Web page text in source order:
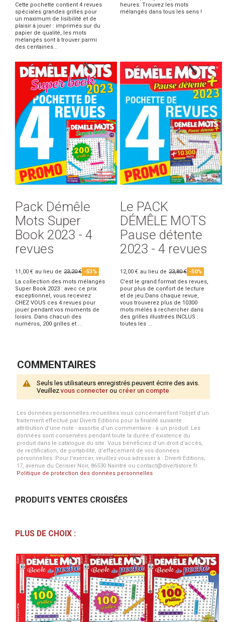
Cette pochette contient 4 revues
spéciales grandes grilles pour
un maximum de lisibilité et de
plaisir à jouer : imprimés sur du
papier de qualité, les mots
mélangés sont à trouver parmi
des centaines...
heures. Trouvez les mots
mélangés dans tous les sens !
Pack Démêle
Mots Super
Book 2023 - 4
revues
11,00 € au lieu de 23,20 € -53%
La collection des mots mélangés
Super Book 2023 : avec ce prix
exceptionnel, vous recevrez
CHEZ VOUS ces 4 revues pour
jouer pendant vos moments de
loisirs. Dans chacun des
numéros, 200 grilles et ...
Le PACK
DÉMÊLE MOTS
Pause détente
2023 - 4 revues
12,00 € au lieu de 23,80 € -50%
C'est le grand format des revues,
pour plus de confort de lecture
et de jeu.Dans chaque revue,
vous trouverez plus de 10300
mots mêlés à rechercher dans
des grilles illustrées.INCLUS :
toutes les ...
COMMENTAIRES
Seuls les utilisateurs enregistrés peuvent écrire des avis.
Veuillezvous connecter ou créer un compte
Les données personnelles recueillies vous concernant font l’objet d’un
traitement effectué par Diverti Editions pour la finalité suivante :
attribution d'une note - assortie d'un commentaire - à un produit. Les
données sont conservées pendant toute la durée d'existence du
produit dans le catalogue du site. Vous bénéficiez d’un droit d’accès,
de rectification, de portabilité, d’effacement de vos données
personnelles. Pour l’exercer, veuillez vous adresser à : Diverti Editions,
17, avenue du Cerisier Noir, 86530 Naintré ou contact@divertistore.fr.
Politique de protection des données personnelles
PRODUITS VENTES CROISÉES
PLUS DE CHOIX :